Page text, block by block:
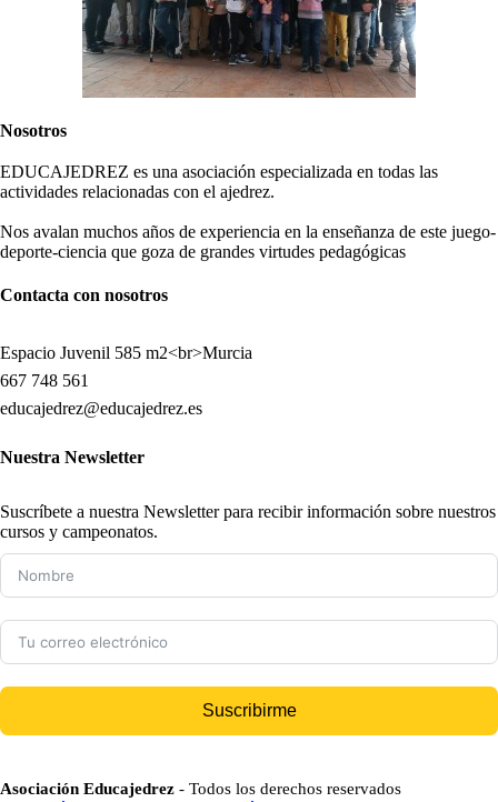
Nosotros
EDUCAJEDREZ es una asociación especializada en todas las
actividades relacionadas con el ajedrez.
Nos avalan muchos años de experiencia en la enseñanza de este juego-
deporte-ciencia que goza de grandes virtudes pedagógicas
Contacta con nosotros
Espacio Juvenil 585 m2<br>Murcia
667 748 561
educajedrez@educajedrez.es
Nuestra Newsletter
Suscríbete a nuestra Newsletter para recibir información sobre nuestros
cursos y campeonatos.
Suscribirme
Asociación Educajedrez - Todos los derechos reservados